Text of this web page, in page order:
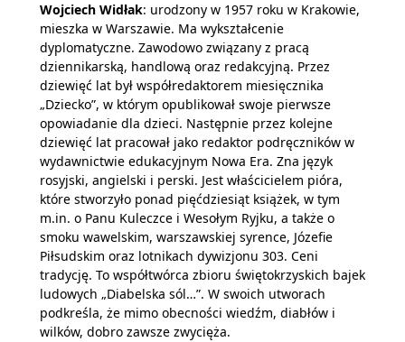
Wojciech Widłak: urodzony w 1957 roku w Krakowie,
mieszka w Warszawie. Ma wykształcenie
dyplomatyczne. Zawodowo związany z pracą
dziennikarską, handlową oraz redakcyjną. Przez
dziewięć lat był współredaktorem miesięcznika
„Dziecko”, w którym opublikował swoje pierwsze
opowiadanie dla dzieci. Następnie przez kolejne
dziewięć lat pracował jako redaktor podręczników w
wydawnictwie edukacyjnym Nowa Era. Zna język
rosyjski, angielski i perski. Jest właścicielem pióra,
które stworzyło ponad pięćdziesiąt książek, w tym
m.in. o Panu Kuleczce i Wesołym Ryjku, a także o
smoku wawelskim, warszawskiej syrence, Józefie
Piłsudskim oraz lotnikach dywizjonu 303. Ceni
tradycję. To współtwórca zbioru świętokrzyskich bajek
ludowych „Diabelska sól…”. W swoich utworach
podkreśla, że mimo obecności wiedźm, diabłów i
wilków, dobro zawsze zwycięża.